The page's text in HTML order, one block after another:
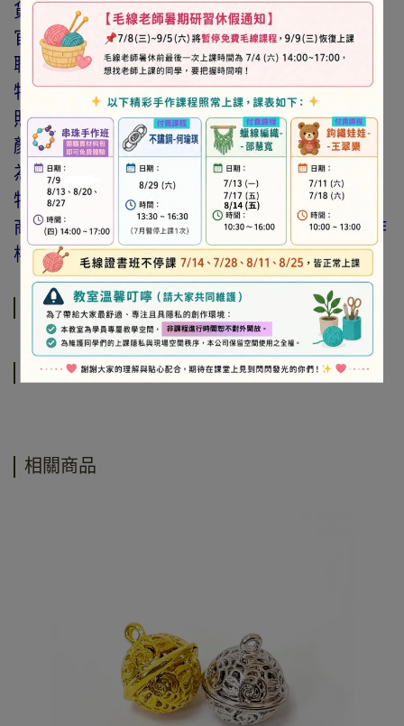
貨需知」，謝謝。
官網與門市同步銷售，如遇缺貨會由專人與您
聯繫。
特價商品，會員不再提供折扣優惠。
照片因拍攝光線與螢幕色差而有所差異，實際
顏色與網路呈現略有不同，將以實際出貨商品
為準。
特價品、客訂商品、毛線、緞帶、繩線、零碼
商品、工具、消耗性商品(如膠類…等)，與著作
權商品(如書籍…等)，恕不接受退換貨。
規格說明
運送方式
相關商品